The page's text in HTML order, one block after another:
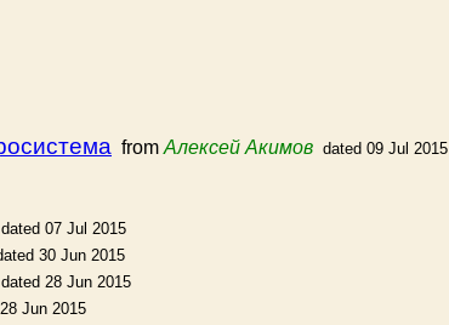
from Алексей Акимов dated 09 Jul 2015
dated 07 Jul 2015
30 Jun 2015
dated 28 Jun 2015
Jun 2015